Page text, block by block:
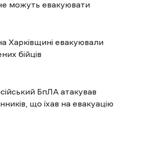
можуть евакуювати
Харківщині евакуювали
бійців
БпЛА атакував
що їхав на евакуацію